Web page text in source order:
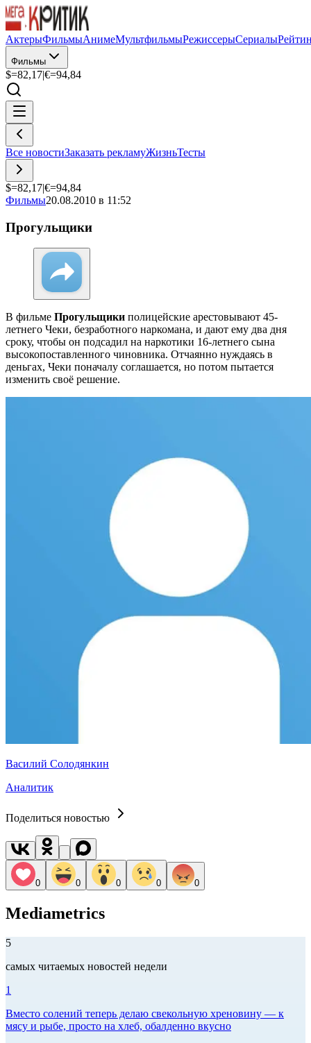
АктерыФильмыАнимеМультфильмыРежиссерыСериалы
Фильмы
$=82,17|€=94,84
Все новостиЗаказать рекламуЖизньТесты
$=82,17|€=94,84
Фильмы20.08.2010 в 11:52
Прогульщики
В фильме Прогульщики полицейские арестовывают 45-
летнего Чеки, безработного наркомана, и дают ему два дня
сроку, чтобы он подсадил на наркотики 16-летнего сына
высокопоставленного чиновника. Отчаянно нуждаясь в
деньгах, Чеки поначалу соглашается, но потом пытается
изменить своё решение.
Василий Солодянкин
Аналитик
Поделиться новостью
0 0 0 0 0
Mediametrics
5
самых читаемых новостей недели
1
Вместо солений теперь делаю свекольную хреновину — к
мясу и рыбе, просто на хлеб, обалденно вкусно